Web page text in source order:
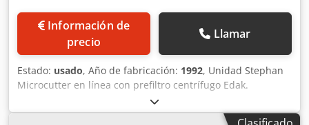
Información de
precio
Llamar
Estado: usado, Año de fabricación: 1992, Unidad Stephan
Microcutter en línea con prefiltro centrífugo Edak.
Fabricante: Stephan Mikrocut Modelo: MCH 20 P Tipo:
Cortadora/emulsionadora en línea Año: 1992 Potencia: 15